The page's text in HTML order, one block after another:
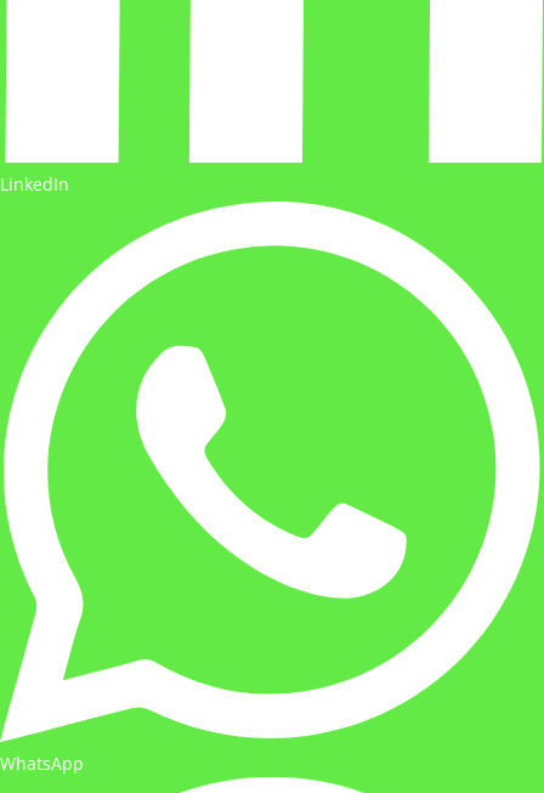
LinkedIn
WhatsApp